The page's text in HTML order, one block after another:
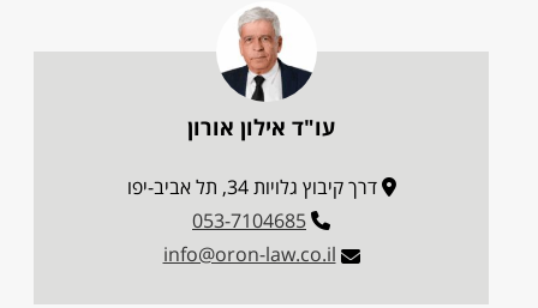
עו"ד אילון אורון
דרך קיבוץ גלויות 34, תל אביב-יפו
053-7104685
info@oron-law.co.il